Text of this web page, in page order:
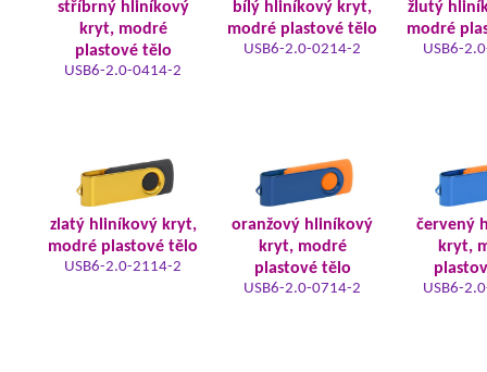
stříbrný hliníkový
kryt, modré
plastové tělo
USB6-2.0-0414-2
bílý hliníkový kryt,
modré plastové tělo
USB6-2.0-0214-2
žlutý
modré
USB6-
zlatý hliníkový kryt,
modré plastové tělo
USB6-2.0-2114-2
oranžový hliníkový
kryt, modré
plastové tělo
USB6-2.0-0714-2
červený
kryt,
USB6-